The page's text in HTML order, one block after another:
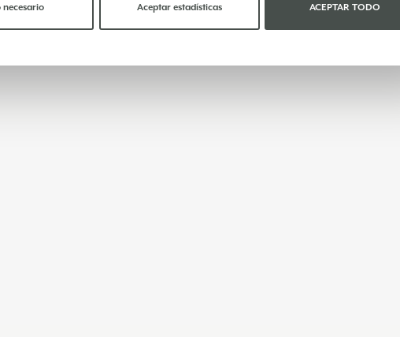
necesario Aceptar estadísticas ACEPTAR TODO